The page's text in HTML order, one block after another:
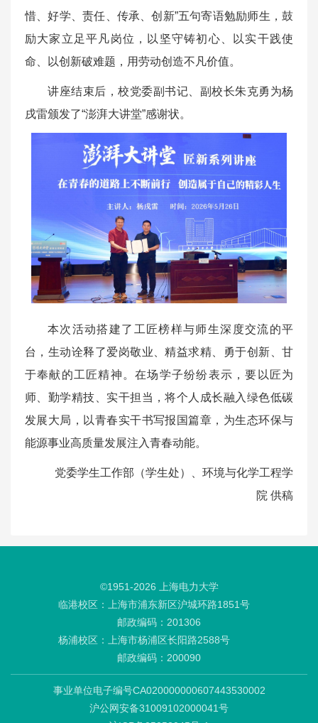
惜、好学、责任、传承、创新”五句寄语勉励师生，鼓
励大家立足平凡岗位，以坚守铸初心、以实干践使
命、以创新破难题，用劳动创造不凡价值。
讲座结束后，校党委副书记、副校长朱克勇为杨
戌雷颁发了“澎湃大讲堂”感谢状。
本次活动搭建了工匠榜样与师生深度交流的平
台，生动诠释了爱岗敬业、精益求精、勇于创新、甘
于奉献的工匠精神。在场学子纷纷表示，要以匠为
师、勤学精技、实干担当，将个人成长融入绿色低碳
发展大局，以青春实干书写报国篇章，为生态环保与
能源事业高质量发展注入青春动能。
党委学生工作部（学生处）、环境与化学工程学
院 供稿
©1951-2026 上海电力大学
临港校区：上海市浦东新区沪城环路1851号
邮政编码：201306
杨浦校区：上海市杨浦区长阳路2588号
邮政编码：200090
事业单位电子编号CA020000000607443530002
沪公网安备31009102000041号